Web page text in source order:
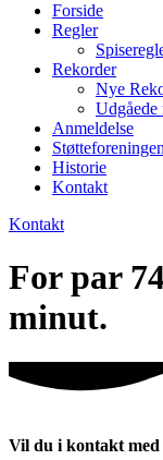
Forside
Regler
Rekorder
Nye
Udgåede
Anmeldelse
Støtteforeningen
Historie
Kontakt
Kontakt
For par
minut.
Vil du i kontakt med